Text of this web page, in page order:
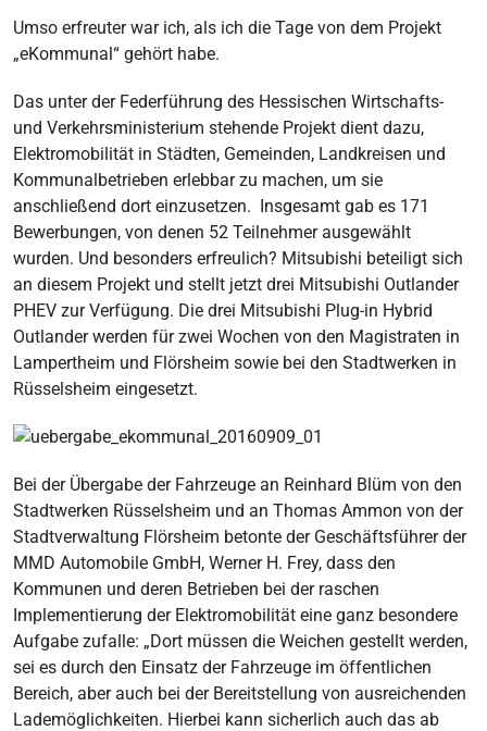
Umso erfreuter war ich, als ich die Tage von dem Projekt
„eKommunal“ gehört habe.
Das unter der Federführung des Hessischen Wirtschafts-
und Verkehrsministerium stehende Projekt dient dazu,
Elektromobilität in Städten, Gemeinden, Landkreisen und
Kommunalbetrieben erlebbar zu machen, um sie
anschließend dort einzusetzen. Insgesamt gab es 171
Bewerbungen, von denen 52 Teilnehmer ausgewählt
wurden. Und besonders erfreulich? Mitsubishi beteiligt sich
an diesem Projekt und stellt jetzt drei Mitsubishi Outlander
PHEV zur Verfügung. Die drei Mitsubishi Plug-in Hybrid
Outlander werden für zwei Wochen von den Magistraten in
Lampertheim und Flörsheim sowie bei den Stadtwerken in
Rüsselsheim eingesetzt.
Bei der Übergabe der Fahrzeuge an Reinhard Blüm von den
Stadtwerken Rüsselsheim und an Thomas Ammon von der
Stadtverwaltung Flörsheim betonte der Geschäftsführer der
MMD Automobile GmbH, Werner H. Frey, dass den
Kommunen und deren Betrieben bei der raschen
Implementierung der Elektromobilität eine ganz besondere
Aufgabe zufalle: „Dort müssen die Weichen gestellt werden,
sei es durch den Einsatz der Fahrzeuge im öffentlichen
Bereich, aber auch bei der Bereitstellung von ausreichenden
Lademöglichkeiten. Hierbei kann sicherlich auch das ab